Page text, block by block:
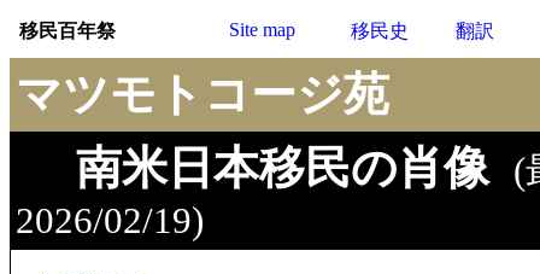
移民百年祭 Site map 移民史 翻訳
マツモトコージ苑
南米日本移民の肖像 (
2026/02/19)